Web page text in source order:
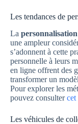
Les tendances de
La personnalisation
une ampleur
s’adonnent à cette
personnelle à leurs
en ligne offrent des
transformer un
Pour explorer les
pouvez consultercet
Les véhicules de